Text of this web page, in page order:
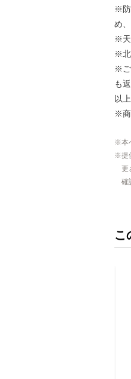
※防
め
※天
※北
※ご
も
以
※商
本
提
更
確
こ